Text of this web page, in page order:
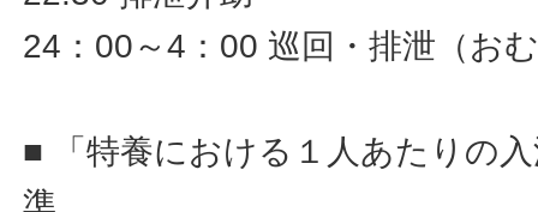
24：00～4：00 巡回・排泄（お
■ 「特養における１人あたりの